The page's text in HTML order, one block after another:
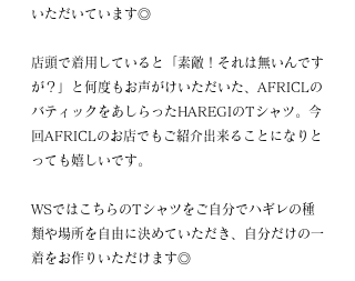
いただいています◎
店頭で着用していると「素敵！それは無いんです
が？」と何度もお声がけいただいた、AFRICLの
バティックをあしらったHAREGIのTシャツ。今
回AFRICLのお店でもご紹介出来ることになりと
っても嬉しいです。
WSではこちらのTシャツをご自分でハギレの種
類や場所を自由に決めていただき、自分だけの一
着をお作りいただけます◎